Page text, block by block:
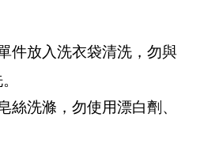
件放入洗衣袋清洗，勿與
絲洗滌，勿使用漂白劑、